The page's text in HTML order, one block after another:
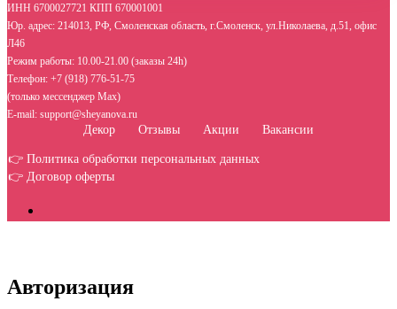
ИНН 6700027721 КПП 670001001
Юр. адрес: 214013, РФ, Смоленская область, г.Смоленск, ул.Николаева, д.51, офис
Л46
Режим работы: 10.00-21.00 (заказы 24h)
Телефон: +7 (918) 776-51-75
(только мессенджер Max)
E-mail: support@sheyanova.ru
Декор Отзывы Акции Вакансии
👉 Политика обработки персональных данных
👉 Договор оферты
Авторизация